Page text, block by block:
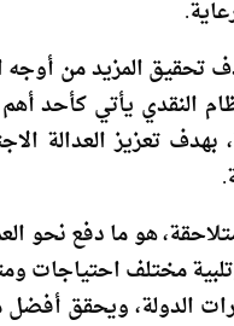
تحقيق المزيد من أوجه
النقدي يأتي كأحد
تعزيز العدالة
هو ما دفع نحو
مختلف احتياجات
الدولة، ويحقق